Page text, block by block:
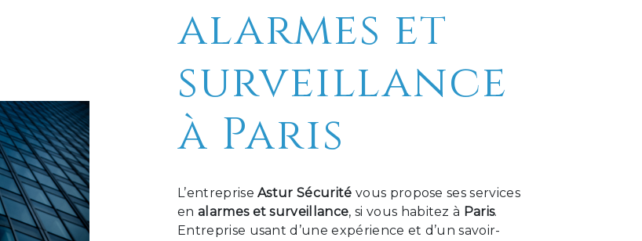
alarmes et
surveillance
à Paris
L’entrepriseAstur Sécurité vous propose ses services
en alarmes et surveillance, si vous habitez à Paris.
Entreprise usant d’une expérience et d’un savoir-